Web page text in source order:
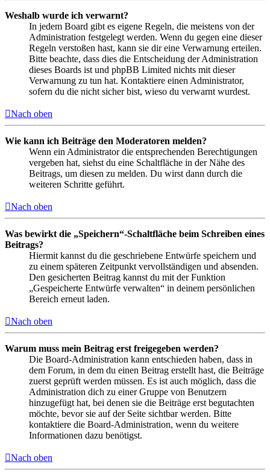
Weshalb wurde ich verwarnt?
In jedem Board gibt es eigene Regeln, die meistens von der
Administration festgelegt werden. Wenn du gegen eine dieser
Regeln verstoßen hast, kann sie dir eine Verwarnung erteilen.
Bitte beachte, dass dies die Entscheidung der Administration
dieses Boards ist und phpBB Limited nichts mit dieser
Verwarnung zu tun hat. Kontaktiere einen Administrator,
sofern du die nicht sicher bist, wieso du verwarnt wurdest.
Nach oben
Wie kann ich Beiträge den Moderatoren melden?
Wenn ein Administrator die entsprechenden Berechtigungen
vergeben hat, siehst du eine Schaltfläche in der Nähe des
Beitrags, um diesen zu melden. Du wirst dann durch die
weiteren Schritte geführt.
Nach oben
Was bewirkt die „Speichern“-Schaltfläche beim Schreiben eines
Beitrags?
Hiermit kannst du die geschriebene Entwürfe speichern und
zu einem späteren Zeitpunkt vervollständigen und absenden.
Den gesicherten Beitrag kannst du mit der Funktion
„Gespeicherte Entwürfe verwalten“ in deinem persönlichen
Bereich erneut laden.
Nach oben
Warum muss mein Beitrag erst freigegeben werden?
Die Board-Administration kann entschieden haben, dass in
dem Forum, in dem du einen Beitrag erstellt hast, die Beiträge
zuerst geprüft werden müssen. Es ist auch möglich, dass die
Administration dich zu einer Gruppe von Benutzern
hinzugefügt hat, bei denen sie die Beiträge erst begutachten
möchte, bevor sie auf der Seite sichtbar werden. Bitte
kontaktiere die Board-Administration, wenn du weitere
Informationen dazu benötigst.
Nach oben